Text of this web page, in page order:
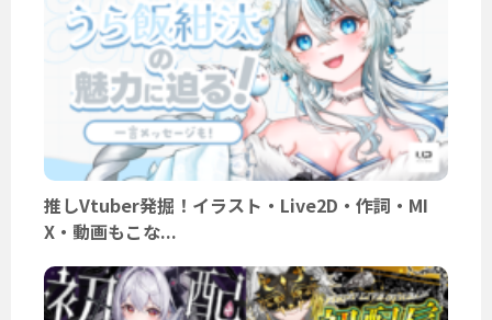
推しVtuber発掘！イラスト・Live2D・作詞・MI
X・動画もこな...